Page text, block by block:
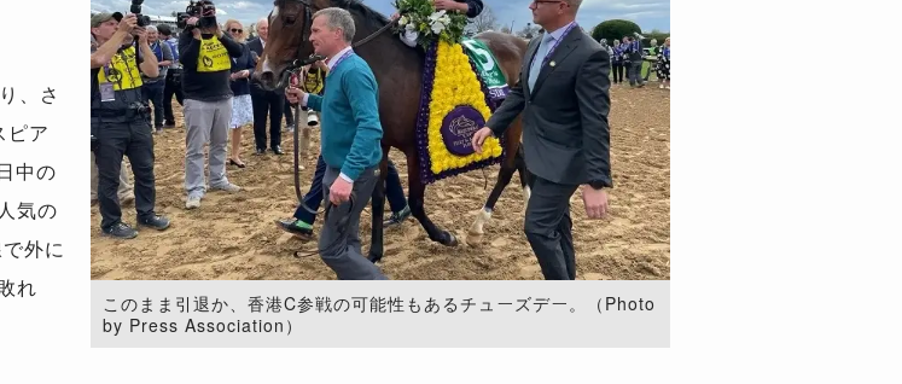
このまま引退か、香港C参戦の可能性もあるチューズデー。（Photo
by Press Association）
、さ
ピア
中の
気の
外に
れ